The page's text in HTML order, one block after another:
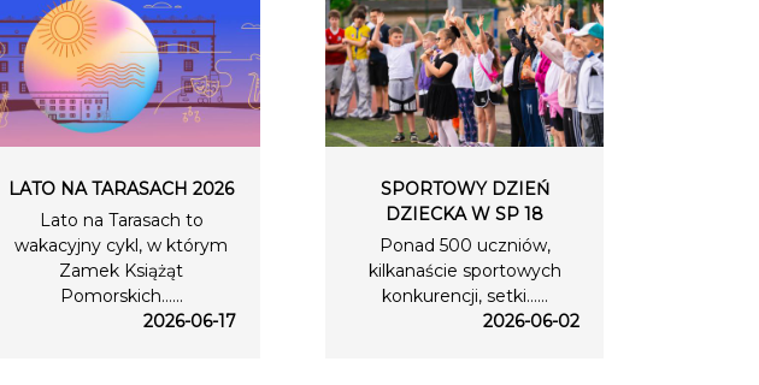
LATO NA TARASACH 2026
Lato na Tarasach to
wakacyjny cykl, w którym
Zamek Książąt
Pomorskich…...
2026-06-17
SPORTOWY DZIEŃ
DZIECKA W SP 18
Ponad 500 uczniów,
kilkanaście sportowych
konkurencji, setki…...
2026-06-02